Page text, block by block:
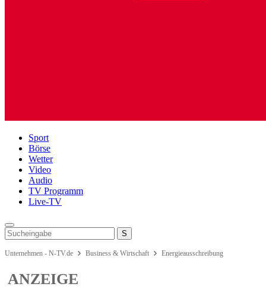
Sport
Börse
Wetter
Video
Audio
TV Programm
Live-TV
Unternehmen - N-TV.de Business & Wirtschaft Energieausschreibung
ANZEIGE